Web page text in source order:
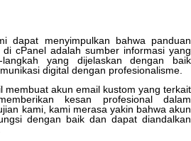
dapat menyimpulkan bahwa
panduan
di cPanel adalah sumber informasi yang
-langkah yang dijelaskan dengan
baik
digital dengan profesionalisme
membuat akun email kustom yang terkait
kesan profesional
dalam
kami, kami merasa yakin bahwa akun
dengan baik dan dapat diandalkan